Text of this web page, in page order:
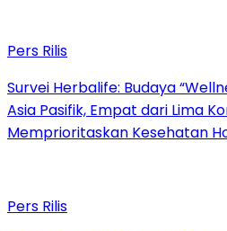
Pers Rilis
Survei Herbalife: Budaya
Asia Pasifik, Empat dari Lima
Memprioritaskan Kesehatan
Pers Rilis